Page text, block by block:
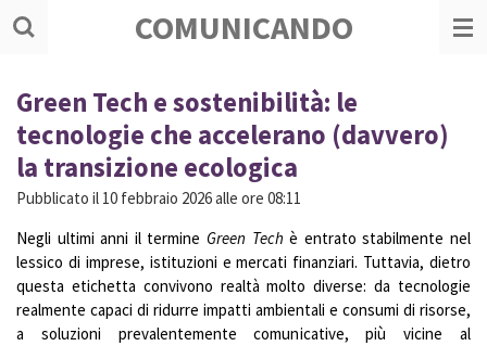
Vai
principale
COMUNICANDO
Green Tech e sostenibilità: le
tecnologie che accelerano (davvero)
la transizione ecologica
Pubblicato il 10 febbraio 2026 alle ore 08:11
Negli ultimi anni il termine Green Tech è entrato stabilmente nel
lessico di imprese, istituzioni e mercati finanziari. Tuttavia, dietro
questa etichetta convivono realtà molto diverse: da tecnologie
realmente capaci di ridurre impatti ambientali e consumi di risorse,
a soluzioni prevalentemente comunicative, più vicine al